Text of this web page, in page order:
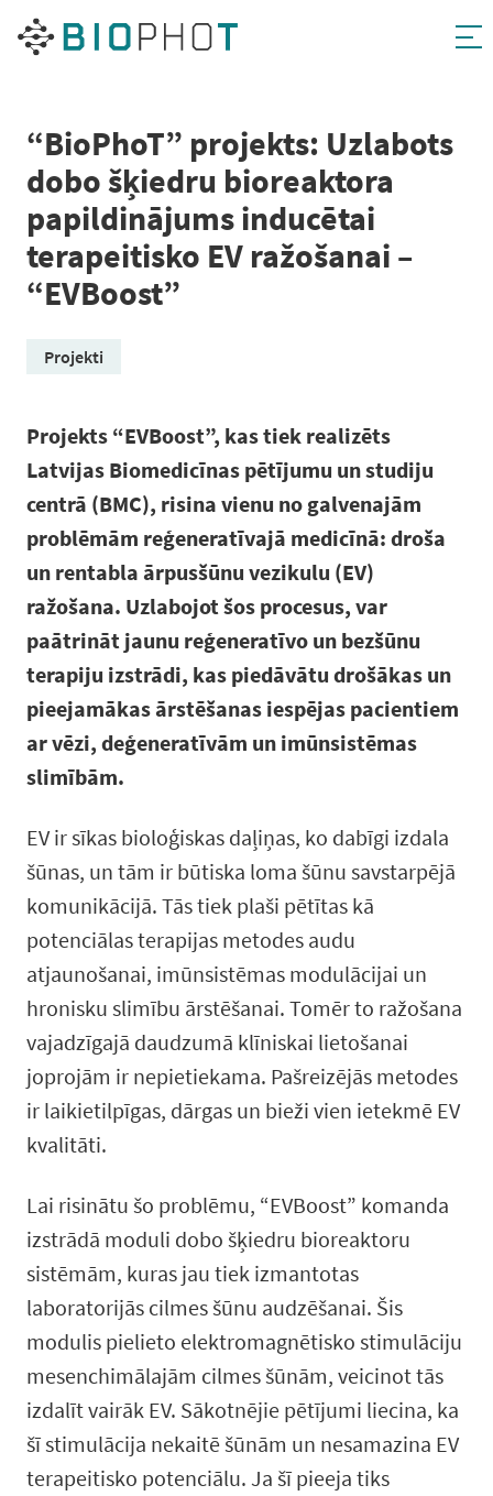
Pāriet
“BioPhoT” projekts: Uzlabots
dobo šķiedru bioreaktora
papildinājums inducētai
terapeitisko EV ražošanai –
“EVBoost”
Projekti
Projekts “EVBoost”, kas tiek realizēts
Latvijas Biomedicīnas pētījumu un studiju
centrā (BMC), risina vienu no galvenajām
problēmām reģeneratīvajā medicīnā: droša
un rentabla ārpusšūnu vezikulu (EV)
ražošana. Uzlabojot šos procesus, var
paātrināt jaunu reģeneratīvo un bezšūnu
terapiju izstrādi, kas piedāvātu drošākas un
pieejamākas ārstēšanas iespējas pacientiem
ar vēzi, deģeneratīvām un imūnsistēmas
slimībām.
EV ir sīkas bioloģiskas daļiņas, ko dabīgi izdala
šūnas, un tām ir būtiska loma šūnu savstarpējā
komunikācijā. Tās tiek plaši pētītas kā
potenciālas terapijas metodes audu
atjaunošanai, imūnsistēmas modulācijai un
hronisku slimību ārstēšanai. Tomēr to ražošana
vajadzīgajā daudzumā klīniskai lietošanai
joprojām ir nepietiekama. Pašreizējās metodes
ir laikietilpīgas, dārgas un bieži vien ietekmē EV
kvalitāti.
Lai risinātu šo problēmu, “EVBoost” komanda
izstrādā moduli dobo šķiedru bioreaktoru
sistēmām, kuras jau tiek izmantotas
laboratorijās cilmes šūnu audzēšanai. Šis
modulis pielieto elektromagnētisko stimulāciju
mesenchimālajām cilmes šūnām, veicinot tās
izdalīt vairāk EV. Sākotnējie pētījumi liecina, ka
šī stimulācija nekaitē šūnām un nesamazina EV
terapeitisko potenciālu. Ja šī pieeja tiks